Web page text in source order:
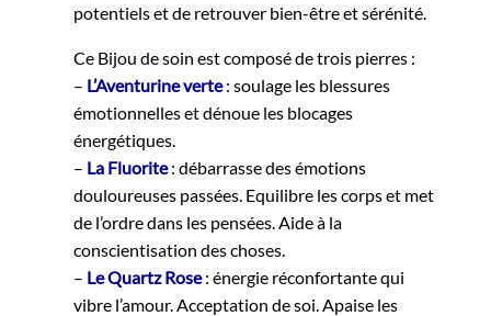
potentiels et de retrouver bien-être et sérénité.
Ce Bijou de soin est composé de trois pierres :
– L’Aventurine verte: soulage les blessures
émotionnelles et dénoue les blocages
énergétiques.
– La Fluorite: débarrasse des émotions
douloureuses passées. Equilibre les corps et met
de l’ordre dans les pensées. Aide à la
conscientisation des choses.
– Le Quartz Rose: énergie réconfortante qui
vibre l’amour. Acceptation de soi. Apaise les